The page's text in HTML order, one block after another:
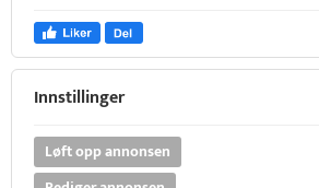
Innstillinger
Løft opp annonsen